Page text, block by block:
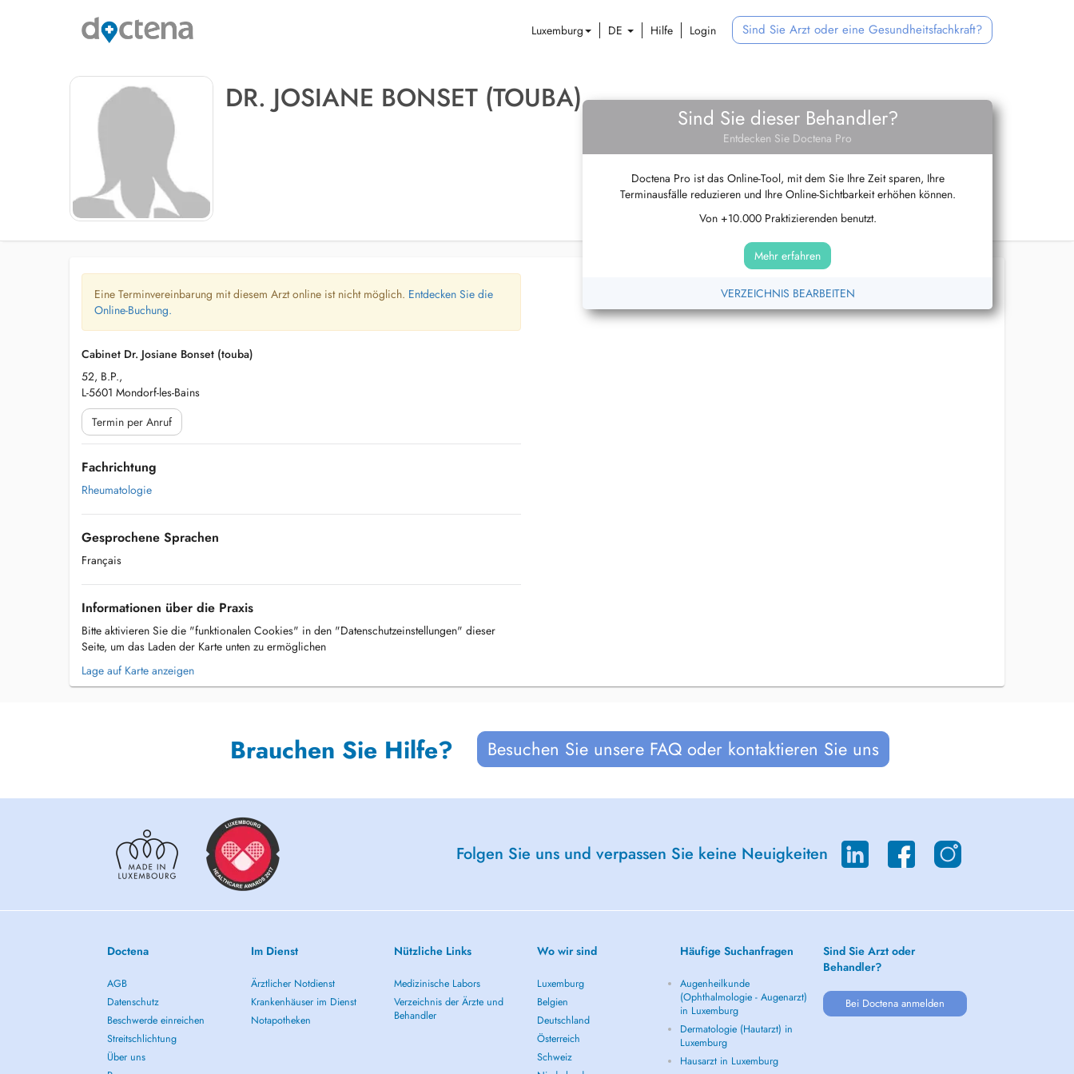
Luxemburg DE Hilfe Login Sind Sie Arzt oder eine Gesundheitsfachkraft?
DR. JOSIANE BONSET (TOUBA)
Sind Sie dieser Behandler?
Entdecken Sie Doctena Pro
Doctena Pro ist das Online-Tool, mit dem Sie Ihre Zeit sparen, Ihre
Terminausfälle reduzieren und Ihre Online-Sichtbarkeit erhöhen können.
Von +10.000 Praktizierenden benutzt.
Mehr erfahren
VERZEICHNIS BEARBEITEN
Eine Terminvereinbarung mit diesem Arzt online ist nicht möglich. Entdecken Sie die
Online-Buchung.
Cabinet Dr. Josiane Bonset (touba)
52, B.P.,
L-5601 Mondorf-les-Bains
Termin per Anruf
Fachrichtung
Rheumatologie
Gesprochene Sprachen
Français
Informationen über die Praxis
Bitte aktivieren Sie die "funktionalen Cookies" in den "Datenschutzeinstellungen" dieser
Seite, um das Laden der Karte unten zu ermöglichen
Lage auf Karte anzeigen
Brauchen Sie Hilfe? Besuchen Sie unsere FAQ oder kontaktieren Sie uns
Folgen Sie uns und verpassen Sie keine Neuigkeiten
Doctena
AGB
Datenschutz
Beschwerde einreichen
Streitschlichtung
Über uns
Im Dienst
Ärztlicher Notdienst
Krankenhäuser im Dienst
Notapotheken
Nützliche Links
Medizinische Labors
Verzeichnis der Ärzte und
Behandler
Wo wir sind
Luxemburg
Belgien
Deutschland
Österreich
Schweiz
Häufige Suchanfragen
Augenheilkunde
(Ophthalmologie - Augenarzt)
in Luxemburg
Dermatologie (Hautarzt) in
Luxemburg
Hausarzt in Luxemburg
Sind Sie Arzt oder
Behandler?
Bei Doctena anmelden